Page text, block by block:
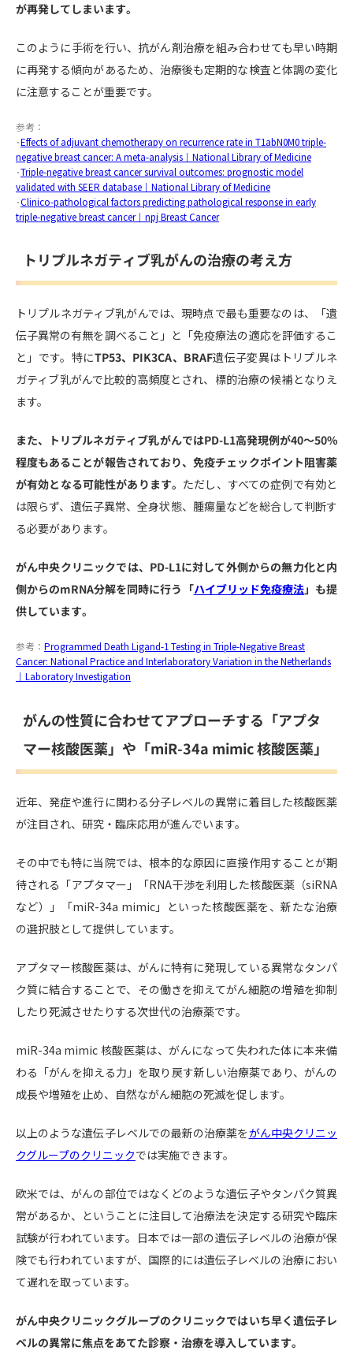
が再発してしまいます。
このように手術を行い、抗がん剤治療を組み合わせても早い時期
に再発する傾向があるため、治療後も定期的な検査と体調の変化
に注意することが重要です。
参考：
･Effects of adjuvant chemotherapy on recurrence rate in T1abN0M0 triple-
negative breast cancer: A meta-analysis｜National Library of Medicine
･Triple-negative breast cancer survival outcomes: prognostic model
validated with SEER database｜National Library of Medicine
･Clinico-pathological factors predicting pathological response in early
triple-negative breast cancer｜npj Breast Cancer
トリプルネガティブ乳がんの治療の考え方
トリプルネガティブ乳がんでは、現時点で最も重要なのは、「遺
伝子異常の有無を調べること」と「免疫療法の適応を評価するこ
と」です。特にTP53、PIK3CA、BRAF遺伝子変異はトリプルネ
ガティブ乳がんで比較的高頻度とされ、標的治療の候補となりえ
ます。
また、トリプルネガティブ乳がんではPD-L1高発現例が40～50%
程度もあることが報告されており、免疫チェックポイント阻害薬
が有効となる可能性があります。 ただし、すべての症例で有効と
は限らず、遺伝子異常、全身状態、腫瘍量などを総合して判断す
る必要があります。
がん中央クリニックでは、PD-L1に対して外側からの無力化と内
側からのmRNA分解を同時に行う「ハイブリッド免疫療法」も提
供しています。
参考： Programmed Death Ligand-1 Testing in Triple-Negative Breast
Cancer: National Practice and Interlaboratory Variation in the Netherlands
｜Laboratory Investigation
がんの性質に合わせてアプローチする「アプタ
マー核酸医薬」や「miR-34a mimic 核酸医薬」
近年、発症や進行に関わる分子レベルの異常に着目した核酸医薬
が注目され、研究・臨床応用が進んでいます。
その中でも特に当院では、根本的な原因に直接作用することが期
待される「アプタマー」「RNA干渉を利用した核酸医薬（siRNA
など）」「miR-34a mimic」といった核酸医薬を、新たな治療
の選択肢として提供しています。
アプタマー核酸医薬は、がんに特有に発現している異常なタンパ
ク質に結合することで、その働きを抑えてがん細胞の増殖を抑制
したり死滅させたりする次世代の治療薬です。
miR-34a mimic 核酸医薬は、がんになって失われた体に本来備
わる「がんを抑える力」を取り戻す新しい治療薬であり、がんの
成長や増殖を止め、自然ながん細胞の死滅を促します。
以上のような遺伝子レベルでの最新の治療薬をがん中央クリニッ
クグループのクリニックでは実施できます。
欧米では、がんの部位ではなくどのような遺伝子やタンパク質異
常があるか、ということに注目して治療法を決定する研究や臨床
試験が行われています。日本では一部の遺伝子レベルの治療が保
険でも行われていますが、国際的には遺伝子レベルの治療におい
て遅れを取っています。
がん中央クリニックグループのクリニックではいち早く遺伝子レ
ベルの異常に焦点をあてた診察・治療を導入しています。